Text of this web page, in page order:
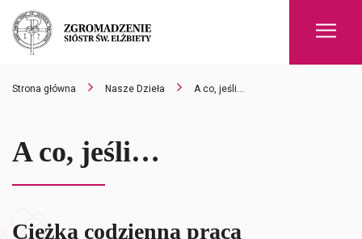
Strona główna Nasze Dzieła A co, jeśli…
A co, jeśli…
Ciężka codzienna praca